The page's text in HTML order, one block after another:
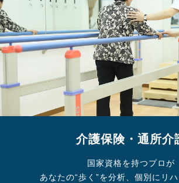
介護保険・通所介
国家資格を持つプロが
あなたの“歩く”を分析、個別にリ